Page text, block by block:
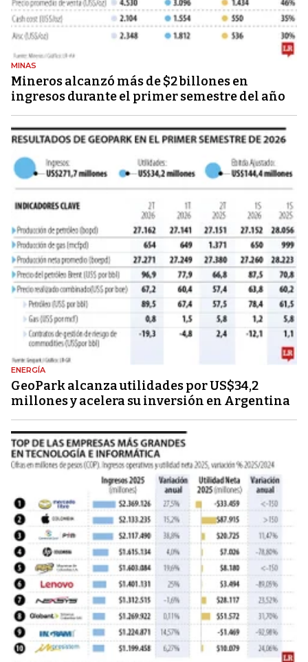
MINAS
Mineros alcanzó más de $2 billones en
ingresos durante el primer semestre del año
ENERGÍA
GeoPark alcanza utilidades por US$34,2
millones y acelera su inversión en Argentina